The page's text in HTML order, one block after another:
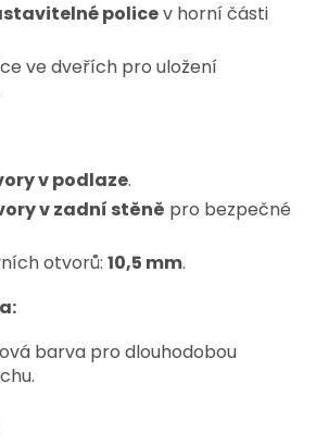
policev horní části
ve dveřích pro uložení
v podlaze.
v zadní stěně pro bezpečné
otvorů: 10,5 mm.
barva pro dlouhodobou